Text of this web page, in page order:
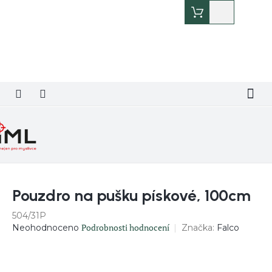
košík
Pouzdro na pušku pískové, 100cm
504/31P
Průměrné
Neohodnoceno Podrobnosti hodnocení Značka: Falco